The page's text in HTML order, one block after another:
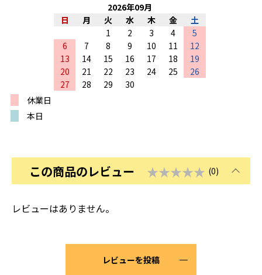
2026年09月
日
月 火 水 木 金
土
1
2 3 4
5
6
7 8 9 10 11
12
13
14 15 16 17 18
19
20
21 22 23 24 25
26
27
28 29
30
休業日
本日
この商品のレビュー ★★★★★ (0)
レビューはありません。
レビューを投稿